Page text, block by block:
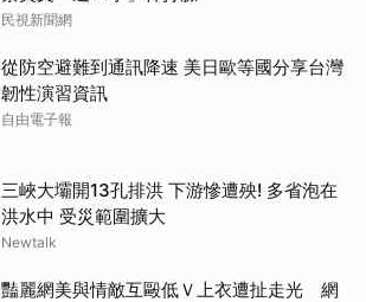
民視新聞網
從防空避難到通訊降速 美日歐等國分享台灣
韌性演習資訊
自由電子報
三峽大壩開13孔排洪 下游慘遭殃! 多省泡在
洪水中 受災範圍擴大
Newtalk
豔麗網美與情敵互毆低Ｖ上衣遭扯走光 網